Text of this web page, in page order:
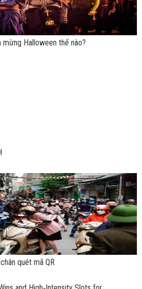
Halloween thế nào?
quét mã QR